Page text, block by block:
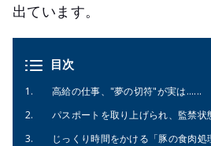
出ています。
目次
高給の仕事、"夢の切符"が実は......
パスポートを取り上げられ、監禁状
じっくり時間をかける「豚の食肉処